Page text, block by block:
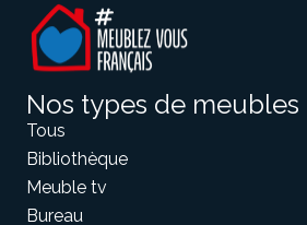
Nos types de meubles
Tous
Bibliothèque
Meuble tv
Bureau